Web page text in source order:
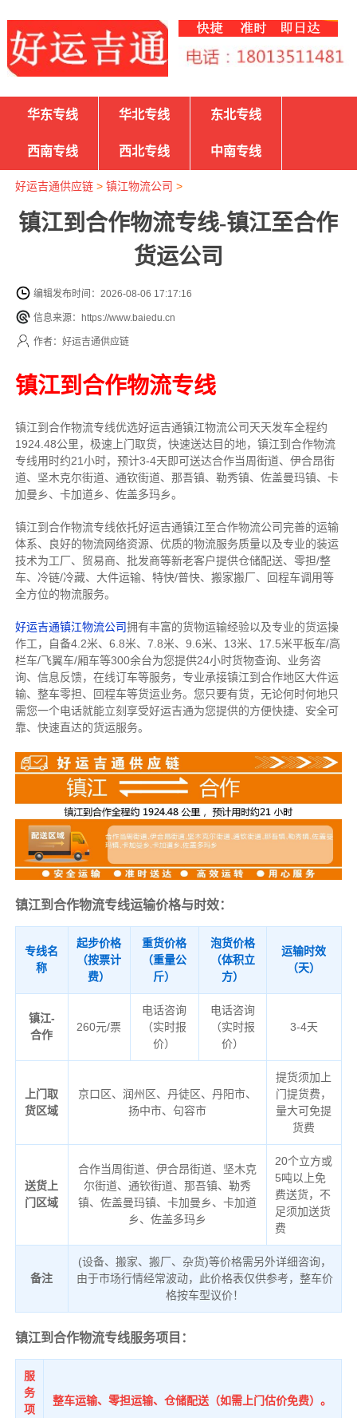
华东专线 华北专线 东北专线
西南专线 西北专线 中南专线
好运吉通供应链> 镇江物流公司 >
镇江到合作物流专线-镇江至合作
货运公司
编辑发布时间：2026-08-06 17:17:16
信息来源：https://www.baiedu.cn
作者：好运吉通供应链
镇江到合作物流专线
镇江到合作物流专线优选好运吉通镇江物流公司天天发车全程约
1924.48公里， 极速上门取货，快速送达目的地，镇江到合作物流
专线用时约21小时，预计3-4天即可送达合作当周街道、伊合昂街
道、坚木克尔街道、通钦街道、那吾镇、勒秀镇、佐盖曼玛镇、卡
加曼乡、卡加道乡、佐盖多玛乡。
镇江到合作物流专线依托好运吉通镇江至合作物流公司完善的运输
体系、良好的物流网络资源、优质的物流服务质量以及专业的装运
技术为工厂、贸易商、批发商等新老客户提供仓储配送、零担/整
车、冷链/冷藏、大件运输、特快/普快、搬家搬厂、回程车调用等
全方位的物流服务。
好运吉通镇江物流公司拥有丰富的货物运输经验以及专业的货运操
作工，自备4.2米、6.8米、7.8米、9.6米、13米、17.5米平板车/高
栏车/飞翼车/厢车等300余台为您提供24小时货物查询、业务咨
询、信息反馈，在线订车等服务， 专业承接镇江到合作地区大件运
输、整车零担、回程车等货运业务。 您只要有货，无论何时何地只
需您一个电话就能立刻享受好运吉通为您提供的方便快捷、安全可
靠、快速直达的货运服务。
镇江到合作物流专线运输价格与时效：
专线名
称
起步价格
（按票计
费）
重货价格
（重量公
斤）
泡货价格
（体积立
方）
运输时效
（天）
镇江-
合作
260元/票
电话咨询
（实时报
价）
电话咨询
（实时报
价）
3-4天
上门取
货区域
京口区、润州区、丹徒区、丹阳市、
扬中市、句容市
提货须加上
门提货费，
量大可免提
货费
送货上
门区域
合作当周街道、伊合昂街道、坚木克
尔街道、通钦街道、那吾镇、勒秀
镇、佐盖曼玛镇、卡加曼乡、卡加道
乡、佐盖多玛乡
20个立方或
5吨以上免
费送货，不
足须加送货
费
备注
(设备、搬家、搬厂、杂货)等价格需另外详细咨询，
由于市场行情经常波动，此价格表仅供参考，整车价
格按车型议价！
镇江到合作物流专线服务项目：
服
务
项
整车运输、零担运输、仓储配送（如需上门估价免费）。